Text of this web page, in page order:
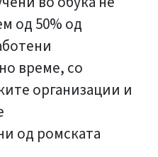
од 50% од
време, со
организации и
од ромската